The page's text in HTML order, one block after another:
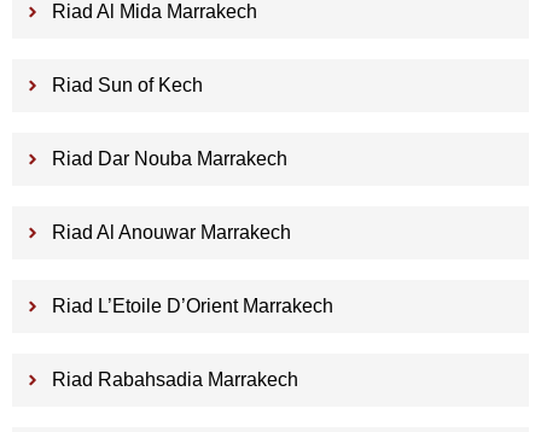
Riad Al Mida Marrakech
Riad Sun of Kech
Riad Dar Nouba Marrakech
Riad Al Anouwar Marrakech
Riad L’Etoile D’Orient Marrakech
Riad Rabahsadia Marrakech